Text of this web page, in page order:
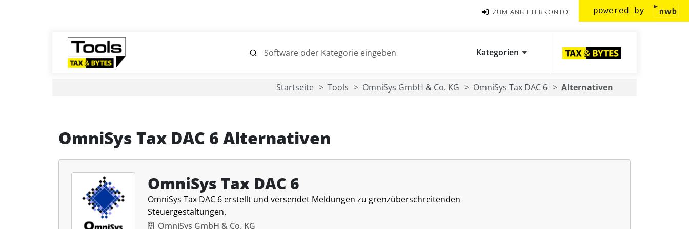
ZUM ANBIETERKONTO powered by
Kategorien
Startseite Tools OmniSys GmbH & Co. KG OmniSys Tax DAC 6 Alternativen
OmniSys Tax DAC 6 Alternativen
OmniSys Tax DAC 6
OmniSys Tax DAC 6 erstellt und versendet Meldungen zu grenzüberschreitenden
Steuergestaltungen.
OmniSys GmbH & Co. KG